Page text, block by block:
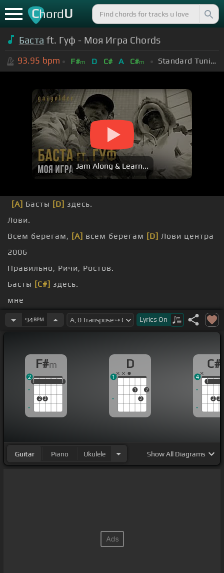
ChordU
Баста ft. Гуф - Моя Игра Chords
93.95 bpm F#m D C# A C#m Standard Tuning (EADGBE)
Jam Along & Learn...
[A] Басты [D] здесь.
Лови.
Всем берегам, [A] всем берегам [D] Лови центра
2006
Правильно, Ричи, Ростов.
Басты [C#] здесь.
мне
хоплями
94BPM Lyrics On
F#m
1
2 3
1
1 1
2
D
1
3
2
1
C#
1
2 3
1
4
Guitar Piano Ukulele ShowAll Diagrams